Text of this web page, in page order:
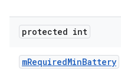
protected int
mRequiredMinBattery